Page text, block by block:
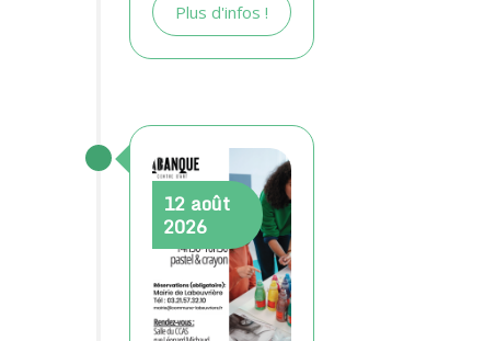
Plus d'infos !
12 août
2026